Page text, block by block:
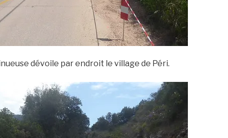
dévoile par endroit le village de Péri.